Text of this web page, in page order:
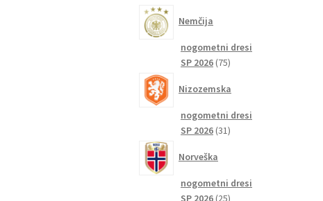
Nemčija
nogometni dresi
SP 2026 7575
Nizozemska
nogometni dresi
SP 2026 3131
Norveška
nogometni dresi
SP 2026 2525